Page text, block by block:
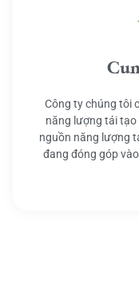
Công ty chúng tôi
năng lượng tái tạo
nguồn năng lượng
đang đóng góp